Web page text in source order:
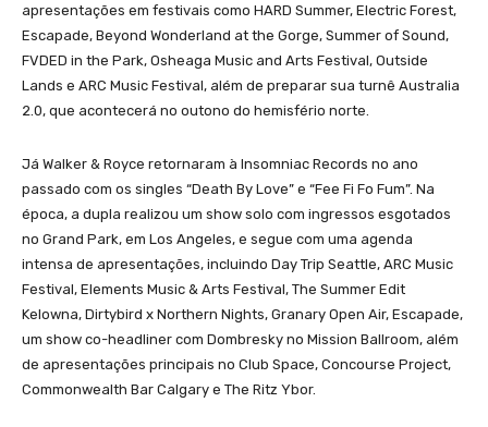
apresentações em festivais como HARD Summer, Electric Forest,
Escapade, Beyond Wonderland at the Gorge, Summer of Sound,
FVDED in the Park, Osheaga Music and Arts Festival, Outside
Lands e ARC Music Festival, além de preparar sua turnê Australia
2.0, que acontecerá no outono do hemisfério norte.
Já Walker & Royce retornaram à Insomniac Records no ano
passado com os singles “Death By Love” e “Fee Fi Fo Fum”. Na
época, a dupla realizou um show solo com ingressos esgotados
no Grand Park, em Los Angeles, e segue com uma agenda
intensa de apresentações, incluindo Day Trip Seattle, ARC Music
Festival, Elements Music & Arts Festival, The Summer Edit
Kelowna, Dirtybird x Northern Nights, Granary Open Air, Escapade,
um show co-headliner com Dombresky no Mission Ballroom, além
de apresentações principais no Club Space, Concourse Project,
Commonwealth Bar Calgary e The Ritz Ybor.